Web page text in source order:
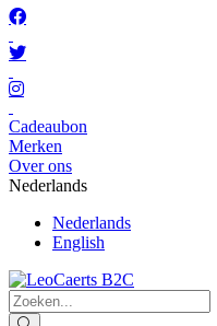
Cadeaubon
Merken
Over ons
Nederlands
Nederlands
English